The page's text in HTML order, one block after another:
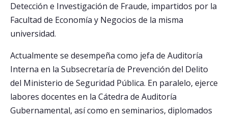
Detección e Investigación de Fraude, impartidos por la
Facultad de Economía y Negocios de la misma
universidad.
Actualmente se desempeña como jefa de Auditoría
Interna en la Subsecretaría de Prevención del Delito
del Ministerio de Seguridad Pública. En paralelo, ejerce
labores docentes en la Cátedra de Auditoría
Gubernamental, así como en seminarios, diplomados